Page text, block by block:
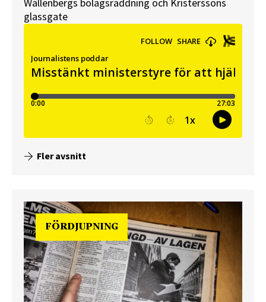
Wallenbergs bolagsräddning och Kristerssons
glassgate
Fler avsnitt
FÖRDJUPNING